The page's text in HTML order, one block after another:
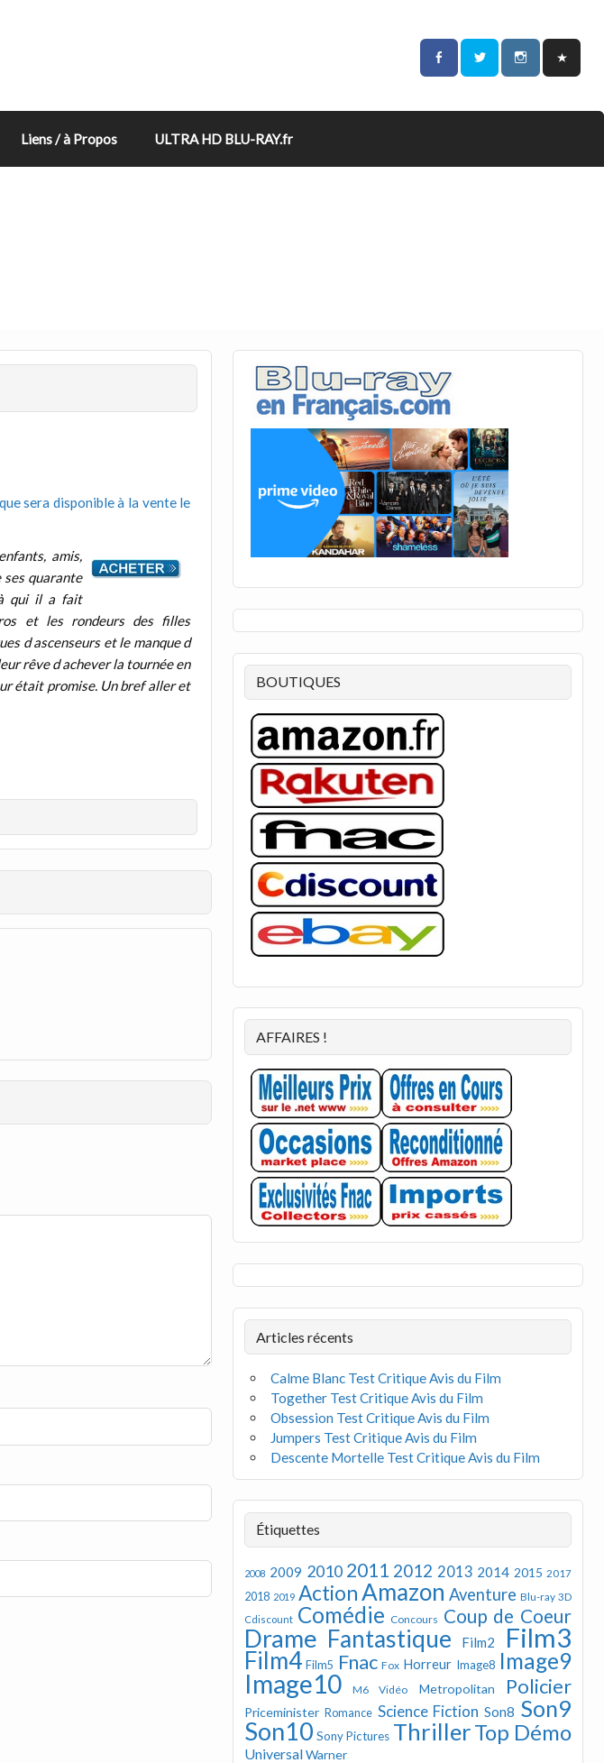
Liens / à Propos ULTRA HD BLU-RAY.fr
sera disponible à la vente le
amis,
ses quarante
à qui il a fait
et les rondeurs des filles
d ascenseurs et le manque d
rêve d achever la tournée en
était promise. Un bref aller et
BOUTIQUES
AFFAIRES !
Articles récents
Calme Blanc Test Critique Avis du Film
Together Test Critique Avis du Film
Obsession Test Critique Avis du Film
Jumpers Test Critique Avis du Film
Descente Mortelle Test Critique Avis du Film
Étiquettes
2008 2009 2010 2011 2012 2013 2014 2015 2017
2018 2019 ActionAmazon Aventure Blu-ray 3D
Cdiscount Comédie Concours Coup de Coeur
Drame Fantastique Film2 Film3
Film4 Film5 Fnac Fox Horreur Image8 Image9
Image10 M6 Vidéo Metropolitan Policier
Priceminister Romance Science Fiction Son8 Son9
Son10 Sony Pictures ThrillerTop Démo
UniversalWarner